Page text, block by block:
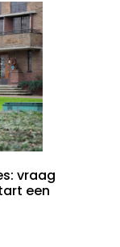
vraag
een